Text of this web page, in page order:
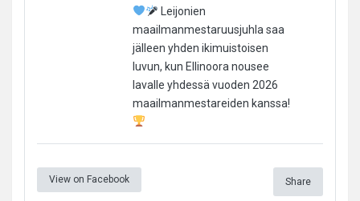
Leijonien
maailmanmestaruusjuhla saa
jälleen yhden ikimuistoisen
luvun, kun Ellinoora nousee
lavalle yhdessä vuoden 2026
maailmanmestareiden kanssa!
View on Facebook Share